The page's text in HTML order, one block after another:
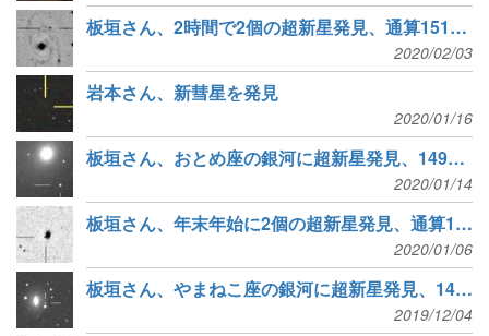
板垣さん、2時間で2個の超新星発見、通算151個に
2020/02/03
岩本さん、新彗星を発見
2020/01/16
板垣さん、おとめ座の銀河に超新星発見、149個目
2020/01/14
板垣さん、年末年始に2個の超新星発見、通算148個目
2020/01/06
板垣さん、やまねこ座の銀河に超新星発見、146個目
2019/12/04